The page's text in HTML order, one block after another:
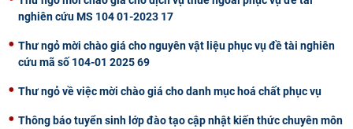
nghiên cứu MS 104 01-2023 17
Thư ngỏ mời chào giá cho nguyên vật liệu phục vụ đề tài nghiên
cứu mã số 104-01 2025 69
Thư ngỏ về việc mời chào giá cho danh mục hoá chất phục vụ
Thông báo tuyển sinh lớp đào tạo cập nhật kiến thức chuyên môn